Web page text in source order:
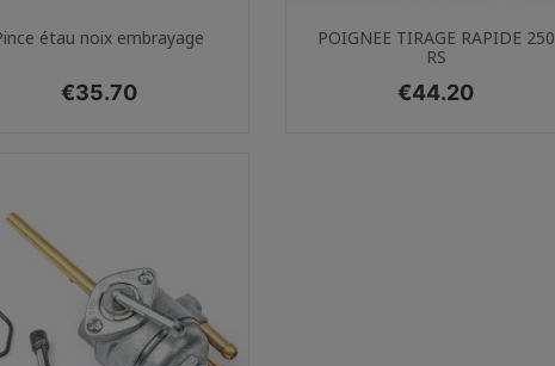
Quick view
étau noix embrayage
Price
€35.70
Quick view
POIGNEE TIRAGE RAPIDE 250
RS
Price
€44.20